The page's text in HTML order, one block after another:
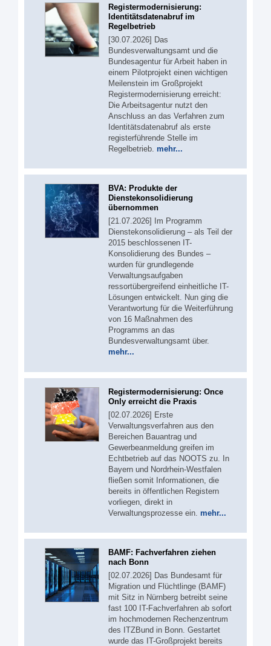
Registermodernisierung:
Identitätsdatenabruf im
Regelbetrieb
[30.07.2026] Das
Bundesverwaltungsamt und die
Bundesagentur für Arbeit haben in
einem Pilotprojekt einen wichtigen
Meilenstein im Großprojekt
Registermodernisierung erreicht:
Die Arbeitsagentur nutzt den
Anschluss an das Verfahren zum
Identitätsdatenabruf als erste
registerführende Stelle im
Regelbetrieb. mehr...
BVA: Produkte der
Dienstekonsolidierung
übernommen
[21.07.2026] Im Programm
Dienstekonsolidierung – als Teil der
2015 beschlossenen IT-
Konsolidierung des Bundes –
wurden für grundlegende
Verwaltungsaufgaben
ressortübergreifend einheitliche IT-
Lösungen entwickelt. Nun ging die
Verantwortung für die Weiterführung
von 16 Maßnahmen des
Programms an das
Bundesverwaltungsamt über.
mehr...
Registermodernisierung: Once
Only erreicht die Praxis
[02.07.2026] Erste
Verwaltungsverfahren aus den
Bereichen Bauantrag und
Gewerbeanmeldung greifen im
Echtbetrieb auf das NOOTS zu. In
Bayern und Nordrhein-Westfalen
fließen somit Informationen, die
bereits in öffentlichen Registern
vorliegen, direkt in
Verwaltungsprozesse ein. mehr...
BAMF: Fachverfahren ziehen
nach Bonn
[02.07.2026] Das Bundesamt für
Migration und Flüchtlinge (BAMF)
mit Sitz in Nürnberg betreibt seine
fast 100 IT-Fachverfahren ab sofort
im hochmodernen Rechenzentrum
des ITZBund in Bonn. Gestartet
wurde das IT-Großprojekt bereits